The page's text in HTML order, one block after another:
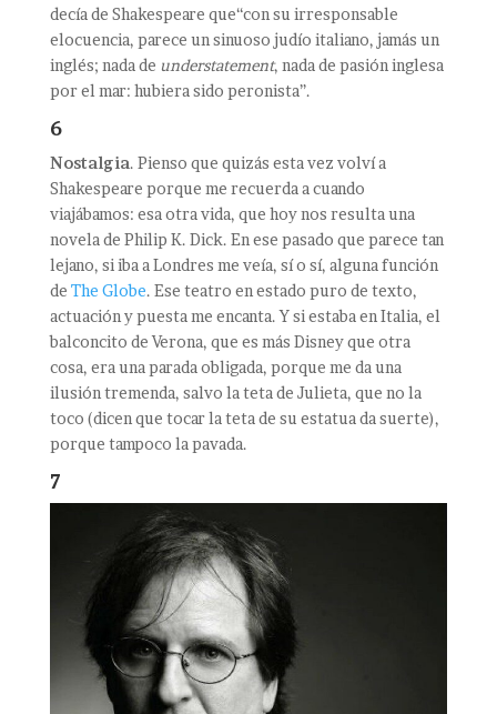
decía de Shakespeare que“con su irresponsable
elocuencia, parece un sinuoso judío italiano, jamás un
inglés; nada de understatement, nada de pasión inglesa
por el mar: hubiera sido peronista”.
6
Nostalgia. Pienso que quizás esta vez volví a
Shakespeare porque me recuerda a cuando
viajábamos: esa otra vida, que hoy nos resulta una
novela de Philip K. Dick. En ese pasado que parece tan
lejano, si iba a Londres me veía, sí o sí, alguna función
de The Globe. Ese teatro en estado puro de texto,
actuación y puesta me encanta. Y si estaba en Italia, el
balconcito de Verona, que es más Disney que otra
cosa, era una parada obligada, porque me da una
ilusión tremenda, salvo la teta de Julieta, que no la
toco (dicen que tocar la teta de su estatua da suerte),
porque tampoco la pavada.
7